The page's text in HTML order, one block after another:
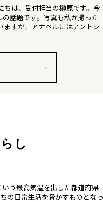
ちは、受付担当の榊原です。今
話題です。写真も私が撮った
ますが、アナベルにはアントシ
し
う最高気温を出した都道府県
の日常生活を脅かすものとなっ